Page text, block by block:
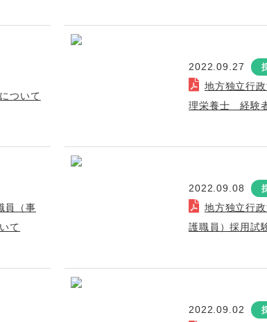
ついて
2022.09.27
地方独立行
理栄養士 経験
員（事
て
2022.09.08
地方独立行
護職員）採用試
2022.09.02